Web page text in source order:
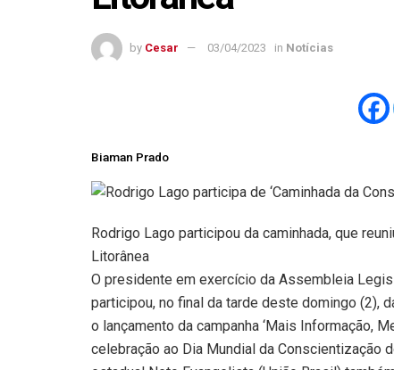
by Cesar 03/04/2023 in Notícias
Biaman Prado
Rodrigo Lago participou da caminhada, que
Litorânea
O presidente em exercício da Assembleia
participou, no final da tarde deste domingo (2),
o lançamento da campanha ‘Mais Informação,
celebração ao Dia Mundial da Conscientização